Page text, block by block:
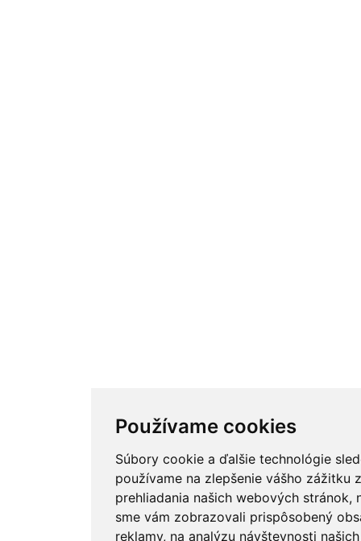
Používame cookies
Súbory cookie a ďalšie technológie
používame na zlepšenie vášho zážitku
prehliadania našich webových stránok,
sme vám zobrazovali prispôsobený
reklamy, na analýzu návštevnosti